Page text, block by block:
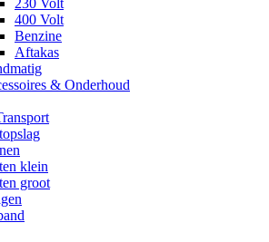
230 Volt
400 Volt
Benzine
Aftakas
& Onderhoud
klein
groot